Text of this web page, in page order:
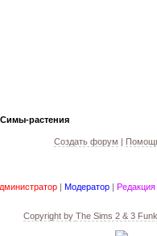
Симы-растения
Создать форум |
| Модератор | Редакция
Copyright by The Sims 2 & 3